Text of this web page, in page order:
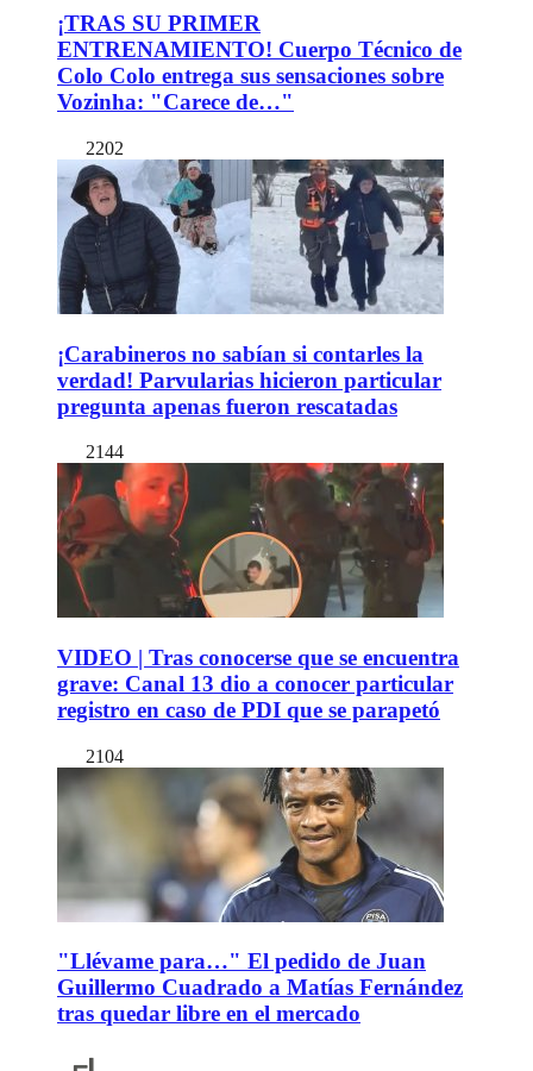
¡TRAS SU PRIMER
ENTRENAMIENTO! Cuerpo Técnico de
Colo Colo entrega sus sensaciones sobre
Vozinha: "Carece de…"
2202
¡Carabineros no sabían si contarles la
verdad! Parvularias hicieron particular
pregunta apenas fueron rescatadas
2144
VIDEO | Tras conocerse que se encuentra
grave: Canal 13 dio a conocer particular
registro en caso de PDI que se parapetó
2104
"Llévame para…" El pedido de Juan
Guillermo Cuadrado a Matías Fernández
tras quedar libre en el mercado